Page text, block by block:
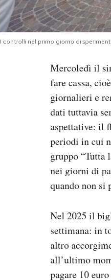
I controlli nel primo giorno di
Mercoledì il
fare cassa,
giornalieri e
dati tuttavia
aspettative: il
periodi in cui
gruppo “Tutta
nei giorni di
quando non si
Nel 2025 il
settimana: in
altro
all’ultimo
pagare 10